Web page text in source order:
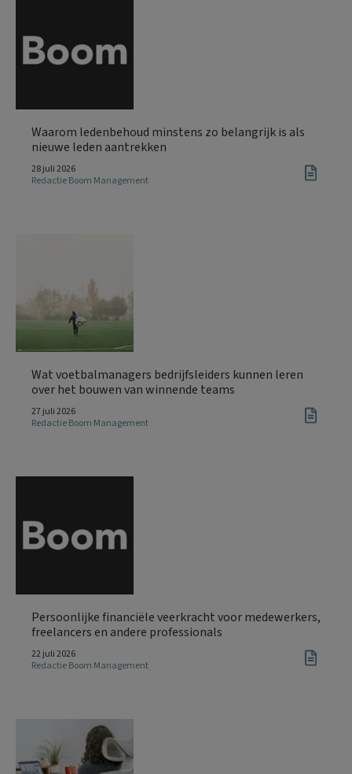
Waarom ledenbehoud minstens zo belangrijk is als
nieuwe leden aantrekken
28 juli 2026
Redactie Boom Management
Wat voetbalmanagers bedrijfsleiders kunnen leren
over het bouwen van winnende teams
27 juli 2026
Redactie Boom Management
Persoonlijke financiële veerkracht voor medewerkers,
freelancers en andere professionals
22 juli 2026
Redactie Boom Management